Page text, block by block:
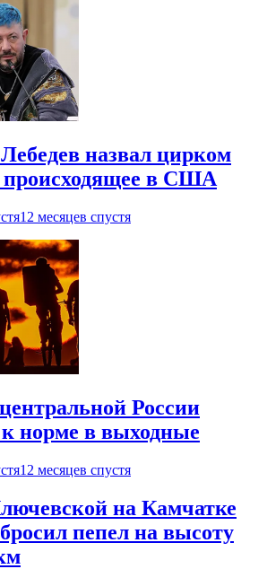
назвал цирком
происходящее в США
12 месяцев спустя
России
к норме в выходные
12 месяцев спустя
на Камчатке
пепел на высоту